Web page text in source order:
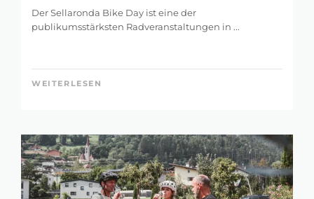
Der Sellaronda Bike Day ist eine der
publikumsstärksten Radveranstaltungen in ...
WEITERLESEN